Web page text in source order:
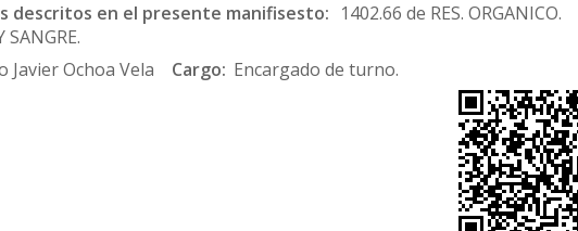
descritos en el presente manifisesto: 1402.66 de RES. ORGANICO.
SANGRE.
Javier Ochoa Vela Cargo: Encargado de turno.